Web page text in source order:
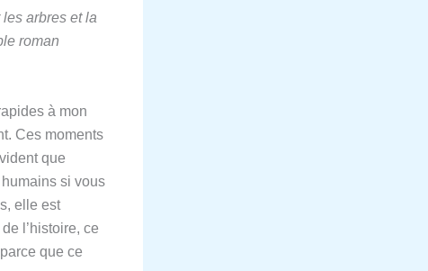
arbres et la
roman
à mon
Ces moments
que
si vous
elle est
l’histoire, ce
que ce